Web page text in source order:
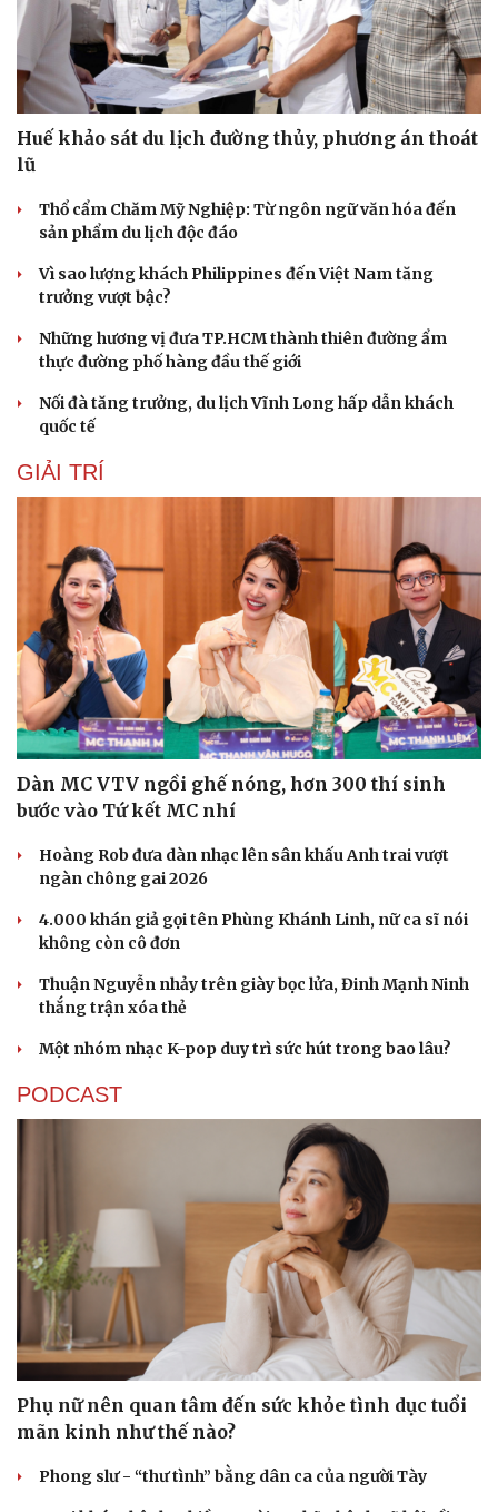
Cải chính
Huế khảo sát du lịch đường thủy, phương án thoát
lũ
Thổ cẩm Chăm Mỹ Nghiệp: Từ ngôn ngữ văn hóa đến
sản phẩm du lịch độc đáo
Vì sao lượng khách Philippines đến Việt Nam tăng
trưởng vượt bậc?
Những hương vị đưa TP.HCM thành thiên đường ẩm
thực đường phố hàng đầu thế giới
Nối đà tăng trưởng, du lịch Vĩnh Long hấp dẫn khách
quốc tế
GIẢI TRÍ
Dàn MC VTV ngồi ghế nóng, hơn 300 thí sinh
bước vào Tứ kết MC nhí
Hoàng Rob đưa dàn nhạc lên sân khấu Anh trai vượt
ngàn chông gai 2026
4.000 khán giả gọi tên Phùng Khánh Linh, nữ ca sĩ nói
không còn cô đơn
Thuận Nguyễn nhảy trên giày bọc lửa, Đinh Mạnh Ninh
thắng trận xóa thẻ
Một nhóm nhạc K-pop duy trì sức hút trong bao lâu?
PODCAST
Phụ nữ nên quan tâm đến sức khỏe tình dục tuổi
mãn kinh như thế nào?
Phong slư - “thư tình” bằng dân ca của người Tày